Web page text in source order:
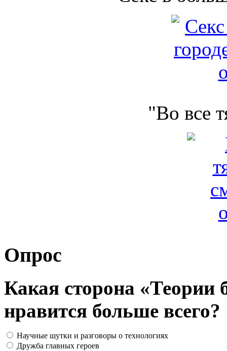
"Во все
Опрос
Какая сторона
нравится больше всего?
Научные шутки и разговоры о технологиях
Дружба главных героев